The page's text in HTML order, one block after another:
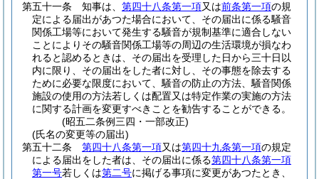
第五十一条
知事は、 第四十八条第一項又は前条第一項の規
定による届出があつた場合において、その届出に係る騒音
関係工場等において発生する騒音が規制基準に適合しない
ことによりその騒音関係工場等の周辺の生活環境が損なわ
れると認めるときは、その届出を受理した日から三十日以
内に限り、その届出をした者に対し、その事態を除去する
ために必要な限度において、騒音の防止の方法、騒音関係
施設の使用の方法若しくは配置又は特定作業の実施の方法
に関する計画を変更すべきことを勧告することができる。
(昭五二条例三四・一部改正)
(氏名の変更等の届出)
第五十二条
第四十八条第一項又は第四十九条第一項の規定
による届出をした者は、その届出に係る第四十八条第一項
第一号若しくは第二号に掲げる事項に変更があつたとき、